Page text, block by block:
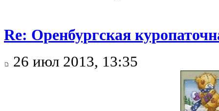
Re: Оренбургская
26 июл 2013, 13:35